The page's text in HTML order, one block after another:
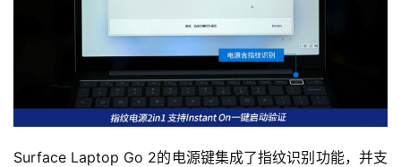
Surface Laptop Go 2的电源键集成了指纹识别功能，并支